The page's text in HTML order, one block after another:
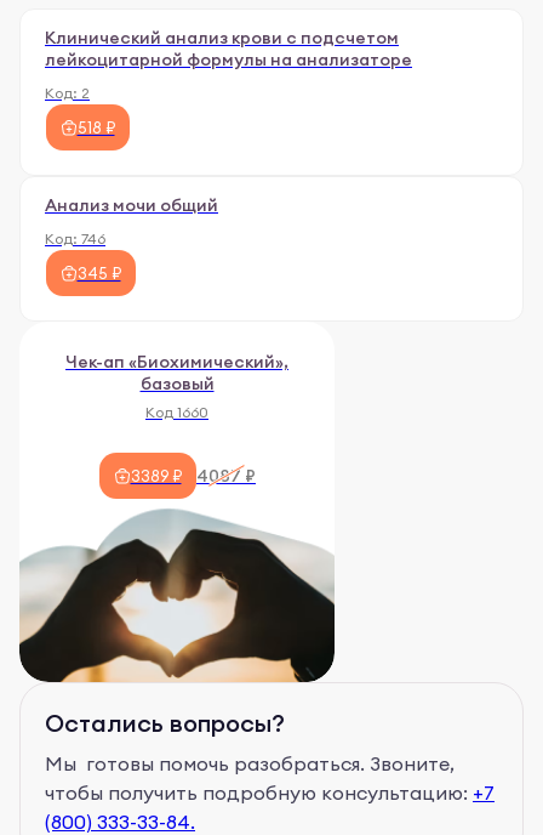
Клинический анализ крови с подсчетом
лейкоцитарной формулы на анализаторе
Код: 2
518 ₽
Анализ мочи общий
Код: 746
345 ₽
Чек-ап «Биохимический»,
базовый
Код 1660
3389 ₽ 4087 ₽
Остались вопросы?
Мы готовы помочь разобраться. Звоните,
чтобы получить подробную консультацию: +7
(800) 333-33-84.